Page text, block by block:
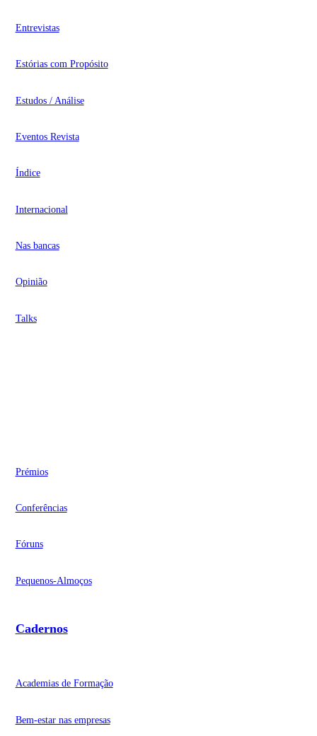
Entrevistas
Estórias com Propósito
Estudos / Análise
Eventos Revista
Índice
Internacional
Nas bancas
Opinião
Talks
Prémios
Conferências
Fóruns
Pequenos-Almoços
Cadernos
Academias de Formação
Bem-estar nas empresas